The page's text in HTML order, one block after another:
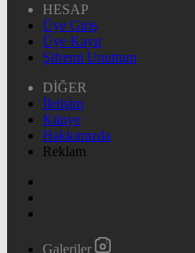
HESAP
Üye Giriş
Üye Kayıt
Şifremi Unuttum
DİĞER
İletişim
Künye
Hakkımızda
Reklam
Galeriler